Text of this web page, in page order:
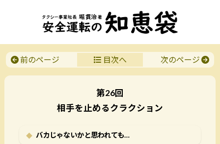
前のページ 目次へ 次のページ
第26回
相手を止めるクラクション
バカじゃないかと思われても…